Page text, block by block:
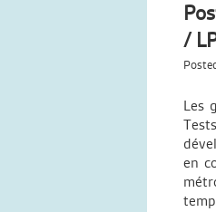
/
Les
en